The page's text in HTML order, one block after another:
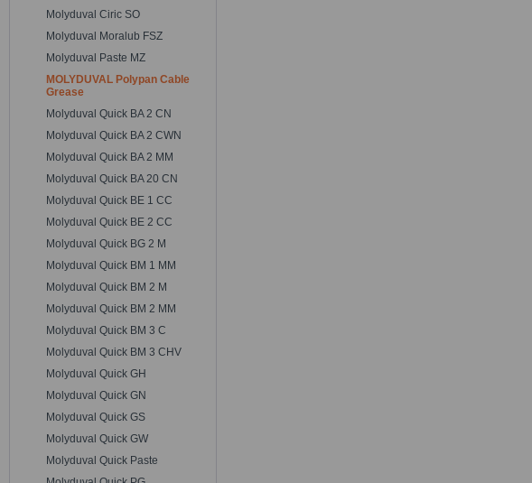
Molyduval Ciric SO
Molyduval Moralub FSZ
Molyduval Paste MZ
MOLYDUVAL Polypan Cable
Grease
Molyduval Quick BA 2 CN
Molyduval Quick BA 2 CWN
Molyduval Quick BA 2 MM
Molyduval Quick BA 20 CN
Molyduval Quick BE 1 CC
Molyduval Quick BE 2 CC
Molyduval Quick BG 2 M
Molyduval Quick BM 1 MM
Molyduval Quick BM 2 M
Molyduval Quick BM 2 MM
Molyduval Quick BM 3 C
Molyduval Quick BM 3 CHV
Molyduval Quick GH
Molyduval Quick GN
Molyduval Quick GS
Molyduval Quick GW
Molyduval Quick Paste